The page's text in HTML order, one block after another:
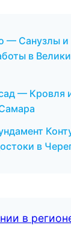
— Санузлы и
в
— Кровля
в
в